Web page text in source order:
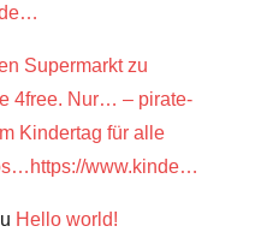
Supermarkt zu
4free. Nur… – pirate-
Kindertag für alle
www.kinde…
Hello world!